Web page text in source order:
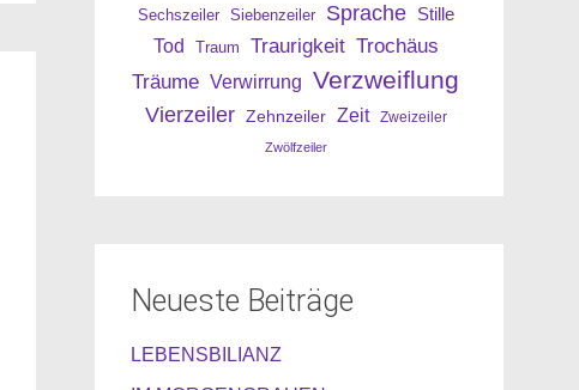
Sechszeiler Siebenzeiler Sprache Stille
Tod Traum Traurigkeit Trochäus
Träume Verwirrung Verzweiflung
Vierzeiler Zehnzeiler Zeit Zweizeiler
Zwölfzeiler
Neueste Beiträge
LEBENSBILIANZ